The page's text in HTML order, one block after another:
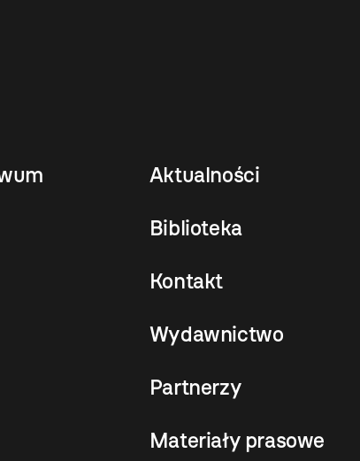
Aktualności
Biblioteka
Kontakt
Wydawnictwo
Partnerzy
Materiały prasowe